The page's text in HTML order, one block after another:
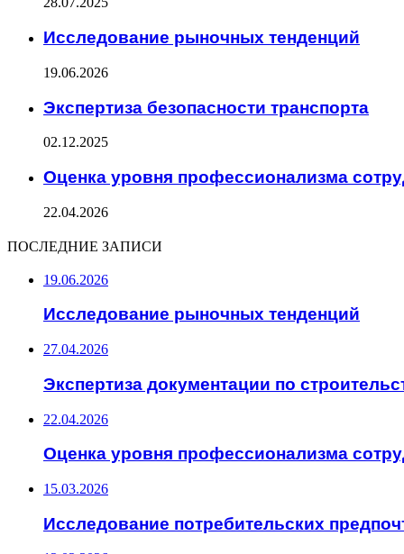
Исследование рыночных тенденций
19.06.2026
Экспертиза безопасности транспорта
02.12.2025
Оценка уровня профессионализма
22.04.2026
ПОСЛЕДНИЕ ЗАПИСИ
19.06.2026
Исследование рыночных тенденций
27.04.2026
Экспертиза документации по
22.04.2026
Оценка уровня профессионализма
15.03.2026
Исследование потребительских